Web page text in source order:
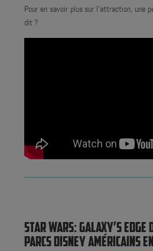
Pour en savoir plus sur l'attraction, une
dit ?
STAR WARS: GALAXY’S EDGE
PARCS DISNEY AMÉRICAINS